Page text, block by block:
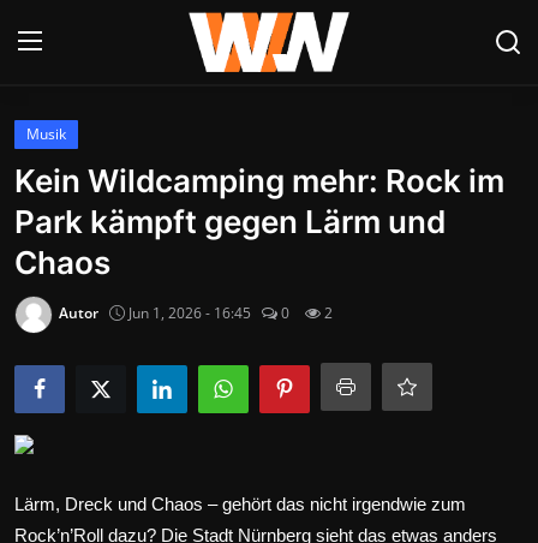
Anmelden
Datenschutzerklärung
Contact
Aktuelles
Kultur & Unterhaltung
Lifestyle & Gesellschaft
Tech & IT-Security
Musik
Kein Wildcamping mehr: Rock im
Park kämpft gegen Lärm und
Chaos
Autor Jun 1, 2026 - 16:45 0 2
Lärm, Dreck und Chaos – gehört das nicht irgendwie zum
Rock’n’Roll dazu? Die Stadt Nürnberg sieht das etwas anders